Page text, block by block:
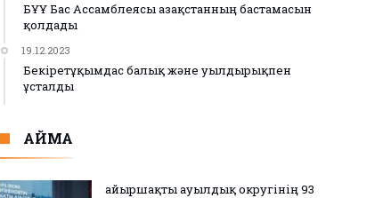
БҰҰ Бас Ассамблеясы Қазақстанның бастамасын
қолдады
19.12.2023
Бекіретұқымдас балық және уылдырықпен
ұсталды
АЙМАҚ
Қайыршақты ауылдық округінің 93